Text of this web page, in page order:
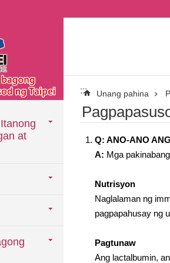
bloke ng nilalaman
at
::: Unang pahina
Q: ANO-ANO
A: Mga
Nutrisyon
Naglalaman ng
pagpapahusay ng
Pagtunaw
Ang lactalbumin,